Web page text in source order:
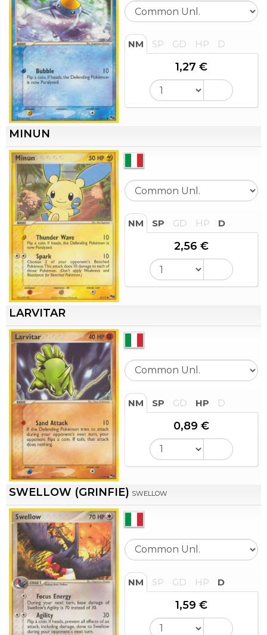
NM SP GD HP D
1,27 €
MINUN
NM SP GD HP D
2,56 €
LARVITAR
NM SP GD HP D
0,89 €
SWELLOW (GRINFIE) SWELLOW
NM SP GD HP D
1,59 €